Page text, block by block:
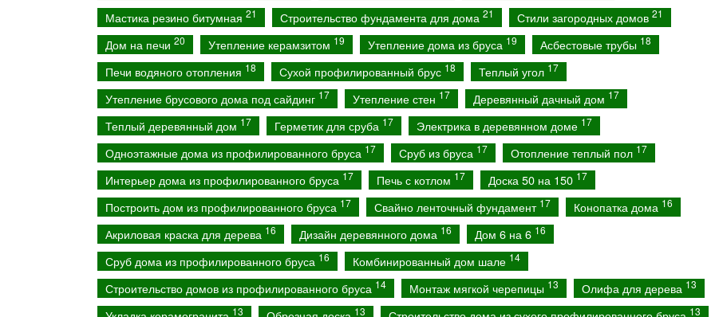
Мастика резино битумная 21 Строительство фундамента для дома 21 Стили загородных домов 21
Дом на печи 20 Утепление керамзитом 19 Утепление дома из бруса 19 Асбестовые трубы 18
Печи водяного отопления 18 Сухой профилированный брус 18 Теплый угол 17
Утепление брусового дома под сайдинг 17 Утепление стен 17 Деревянный дачный дом 17
Теплый деревянный дом 17 Герметик для сруба 17 Электрика в деревянном доме 17
Одноэтажные дома из профилированного бруса 17 Сруб из бруса 17 Отопление теплый пол 17
Интерьер дома из профилированного бруса 17 Печь с котлом 17 Доска 50 на 150 17
Построить дом из профилированного бруса 17 Свайно ленточный фундамент 17 Конопатка дома 16
Акриловая краска для дерева 16 Дизайн деревянного дома 16 Дом 6 на 6 16
Сруб дома из профилированного бруса 16 Комбинированный дом шале 14
Строительство домов из профилированного бруса 14 Монтаж мягкой черепицы 13 Олифа для дерева 13
13 13 13